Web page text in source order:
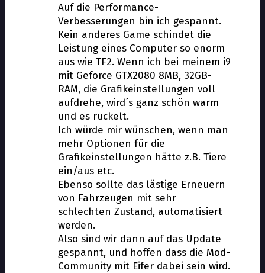
Auf die Performance-
Verbesserungen bin ich gespannt.
Kein anderes Game schindet die
Leistung eines Computer so enorm
aus wie TF2. Wenn ich bei meinem i9
mit Geforce GTX2080 8MB, 32GB-
RAM, die Grafikeinstellungen voll
aufdrehe, wird´s ganz schön warm
und es ruckelt.
Ich würde mir wünschen, wenn man
mehr Optionen für die
Grafikeinstellungen hätte z.B. Tiere
ein/aus etc.
Ebenso sollte das lästige Erneuern
von Fahrzeugen mit sehr
schlechten Zustand, automatisiert
werden.
Also sind wir dann auf das Update
gespannt, und hoffen dass die Mod-
Community mit Eifer dabei sein wird.